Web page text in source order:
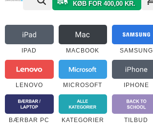
KØB FOR 400,00 KR.
IPAD MACBOOK SAMSUNG
LENOVO MICROSOFT IPHONE
BÆRBAR PC KATEGORIER TILBUD